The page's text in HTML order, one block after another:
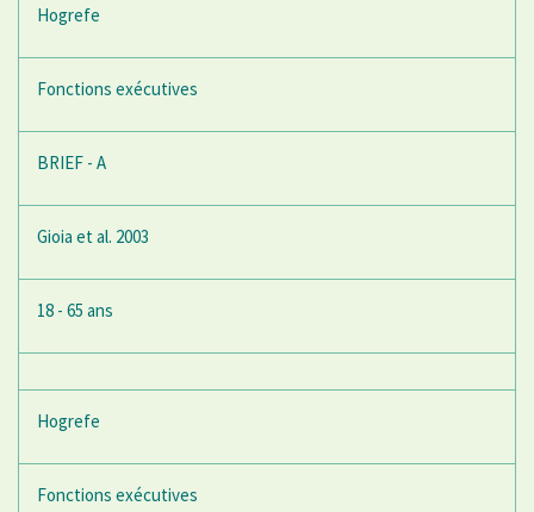
Hogrefe
Fonctions exécutives
BRIEF - A
Gioia et al. 2003
18 - 65 ans
Hogrefe
Fonctions exécutives